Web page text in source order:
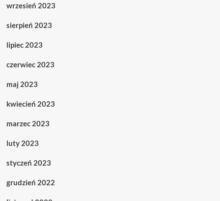
wrzesień 2023
sierpień 2023
lipiec 2023
czerwiec 2023
maj 2023
kwiecień 2023
marzec 2023
luty 2023
styczeń 2023
grudzień 2022